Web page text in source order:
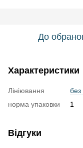
До
Характеристики
Лініювання
без
норма упаковки
1
Відгуки